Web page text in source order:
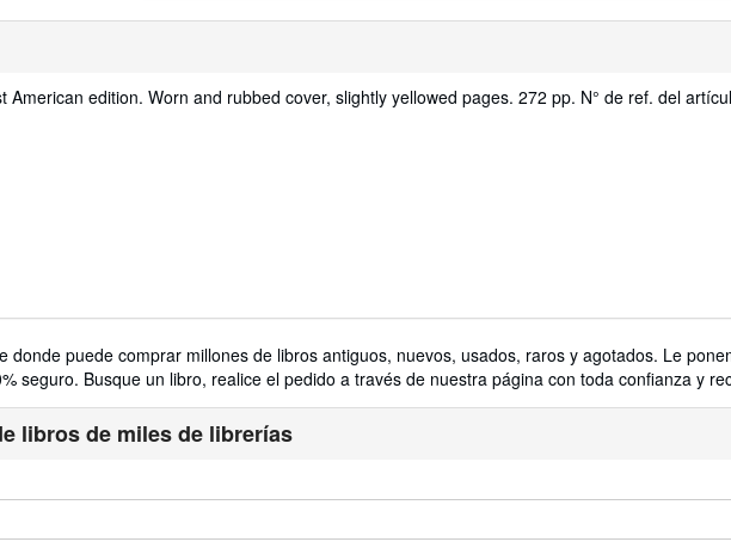
American edition. Worn and rubbed cover, slightly yellowed pages. 272 pp. N° de ref. del
donde puede comprar millones de libros antiguos, nuevos, usados, raros y agotados. Le
seguro. Busque un libro, realice el pedido a través de nuestra página con toda confianza y
libros de miles de librerías